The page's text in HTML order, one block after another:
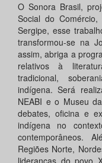
O Sonora Brasil,
Social do
Sergipe, esse
transformou-se na
assim, abriga a
relativos à
tradicional,
indígena. Será
NEABI e o Museu
debates, oficina e
indígena no
contemporâneos.
Regiões Norte,